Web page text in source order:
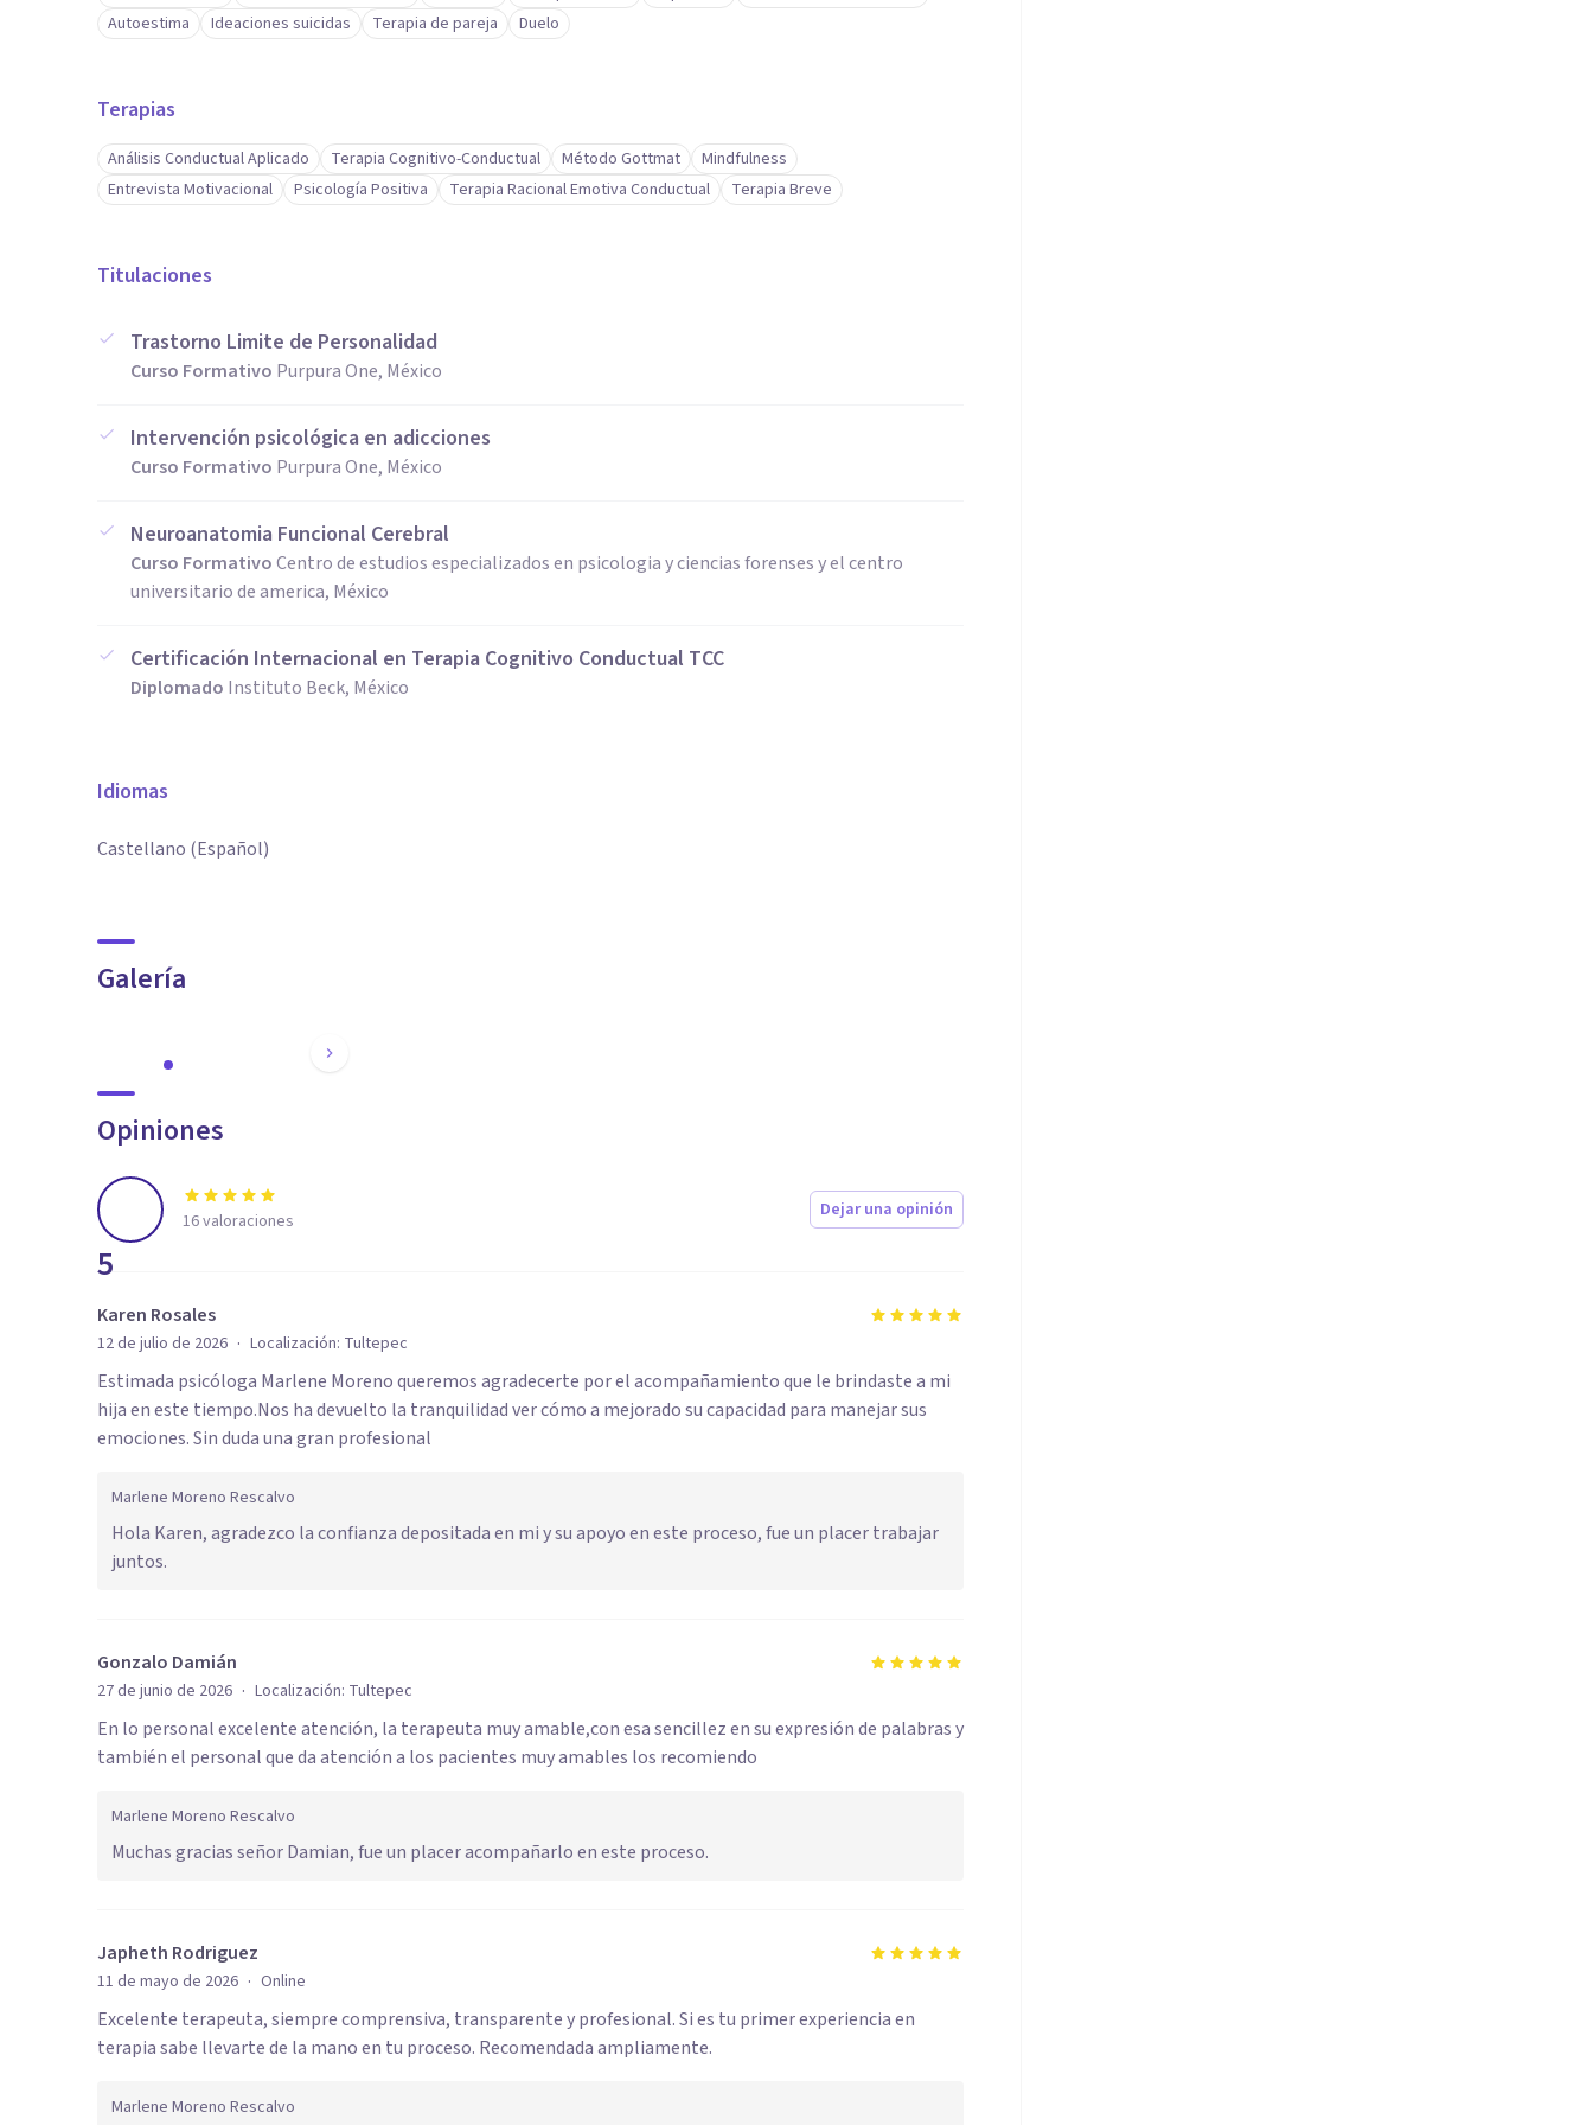
Autoestima
Ideaciones suicidas Terapia de pareja Duelo
Terapias
Análisis Conductual Aplicado Terapia Cognitivo-Conductual Método Gottmat
Mindfulness
Entrevista Motivacional
Psicología Positiva Terapia Racional Emotiva Conductual Terapia Breve
Titulaciones
Trastorno Limite de Personalidad
Curso Formativo Purpura One, México
Intervención psicológica en adicciones
Curso Formativo Purpura One, México
Neuroanatomia Funcional Cerebral
Curso FormativoCentro de estudios especializados en psicologia y ciencias forenses y el centro
universitario de america, México
Certificación Internacional en Terapia Cognitivo Conductual TCC
Diplomado Instituto Beck, México
Idiomas
Castellano (Español)
Galería
Opiniones
5
16valoraciones Dejar una opinión
Karen Rosales
12 de julio de 2026 · Localización: Tultepec
Estimada psicóloga Marlene Moreno queremos agradecerte por el acompañamiento que le brindaste a mi
hija en este tiempo.Nos ha devuelto la tranquilidad ver cómo a mejorado su capacidad para manejar sus
emociones. Sin duda una gran profesional
Marlene Moreno Rescalvo
Hola Karen, agradezco la confianza depositada en mi y su apoyo en este proceso, fue un placer trabajar
juntos.
Gonzalo Damián
27 de junio de 2026 · Localización: Tultepec
En lo personal excelente atención, la terapeuta muy amable,con esa sencillez en su expresión de palabras y
también el personal que da atención a los pacientes muy amables los recomiendo
Marlene Moreno Rescalvo
Muchas gracias señor Damian, fue un placer acompañarlo en este proceso.
Japheth Rodriguez
11 de mayo de 2026 · Online
Excelente terapeuta, siempre comprensiva, transparente y profesional. Si es tu primer experiencia en
terapia sabe llevarte de la mano en tu proceso. Recomendada ampliamente.
Marlene Moreno Rescalvo